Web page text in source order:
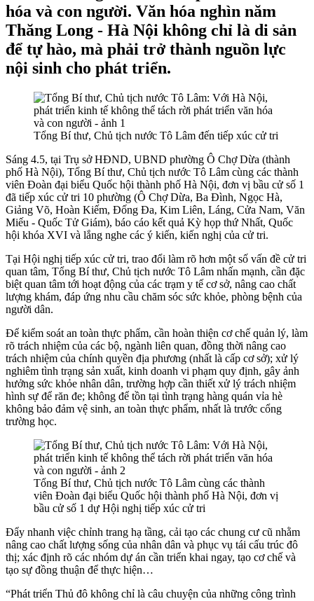
hóa và con người. Văn hóa nghìn năm
Thăng Long - Hà Nội không chỉ là di sản
để tự hào, mà phải trở thành nguồn lực
nội sinh cho phát triển.
Tổng Bí thư, Chủ tịch nước Tô Lâm đến tiếp xúc cử tri
Sáng 4.5, tại Trụ sở HĐND, UBND phường Ô Chợ Dừa (thành
phố Hà Nội), Tổng Bí thư, Chủ tịch nước Tô Lâm cùng các thành
viên Đoàn đại biểu Quốc hội thành phố Hà Nội, đơn vị bầu cử số 1
đã tiếp xúc cử tri 10 phường (Ô Chợ Dừa, Ba Đình, Ngọc Hà,
Giảng Võ, Hoàn Kiếm, Đống Đa, Kim Liên, Láng, Cửa Nam, Văn
Miếu - Quốc Tử Giám), báo cáo kết quả Kỳ họp thứ Nhất, Quốc
hội khóa XVI và lắng nghe các ý kiến, kiến nghị của cử tri.
Tại Hội nghị tiếp xúc cử tri, trao đổi làm rõ hơn một số vấn đề cử tri
quan tâm, Tổng Bí thư, Chủ tịch nước Tô Lâm nhấn mạnh, cần đặc
biệt quan tâm tới hoạt động của các trạm y tế cơ sở, nâng cao chất
lượng khám, đáp ứng nhu cầu chăm sóc sức khỏe, phòng bệnh của
người dân.
Để kiểm soát an toàn thực phẩm, cần hoàn thiện cơ chế quản lý, làm
rõ trách nhiệm của các bộ, ngành liên quan, đồng thời nâng cao
trách nhiệm của chính quyền địa phương (nhất là cấp cơ sở); xử lý
nghiêm tình trạng sản xuất, kinh doanh vi phạm quy định, gây ảnh
hưởng sức khỏe nhân dân, trường hợp cần thiết xử lý trách nhiệm
hình sự để răn đe; không để tồn tại tình trạng hàng quán vỉa hè
không bảo đảm vệ sinh, an toàn thực phẩm, nhất là trước cổng
trường học.
Tổng Bí thư, Chủ tịch nước Tô Lâm cùng các thành
viên Đoàn đại biểu Quốc hội thành phố Hà Nội, đơn vị
bầu cử số 1 dự Hội nghị tiếp xúc cử tri
Đẩy nhanh việc chỉnh trang hạ tầng, cải tạo các chung cư cũ nhằm
nâng cao chất lượng sống của nhân dân và phục vụ tái cấu trúc đô
thị; xác định rõ các nhóm dự án cần triển khai ngay, tạo cơ chế và
tạo sự đồng thuận để thực hiện…
“Phát triển Thủ đô không chỉ là câu chuyện của những công trình